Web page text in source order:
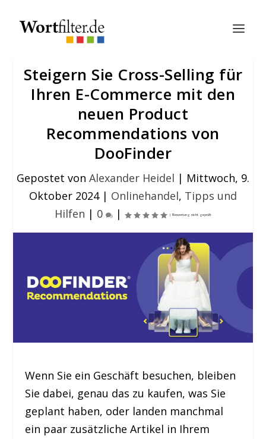
Steigern Sie Cross-Selling für
Ihren E-Commerce mit den
neuen Product
Recommendations von
DooFinder
Gepostet von Alexander Heidel | Mittwoch, 9.
Oktober 2024| Onlinehandel, Tipps und
Hilfen | 0 |
Wenn Sie ein Geschäft besuchen, bleiben
Sie dabei, genau das zu kaufen, was Sie
geplant haben, oder landen manchmal
ein paar zusätzliche Artikel in Ihrem